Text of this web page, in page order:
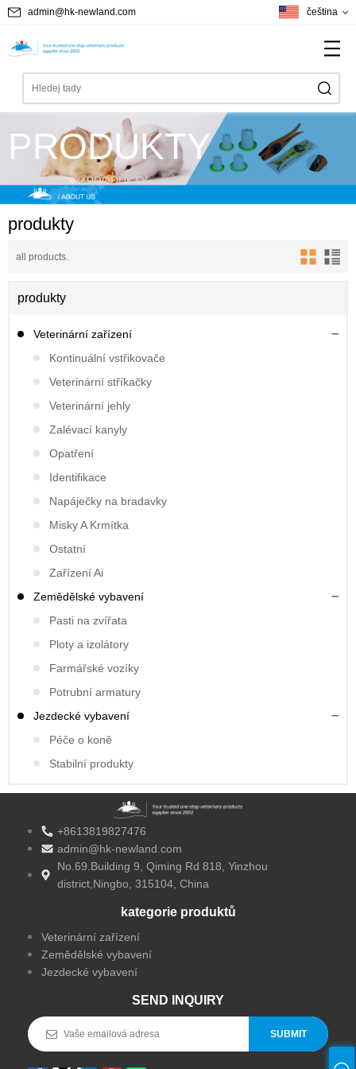
admin@hk-newland.com čeština
PRODUKTY
Home PRODUKTY
produkty
all products.
produkty
Veterinární zařízení
Kontinuální vstřikovače
Veterinární stříkačky
Veterinární jehly
Zalévací kanyly
Opatření
Identifikace
Napáječky na bradavky
Misky A Krmítka
Ostatní
Zařízení Ai
Zemědělské vybavení
Pasti na zvířata
Ploty a izolátory
Farmářské vozíky
Potrubní armatury
Jezdecké vybavení
Péče o koně
Stabilní produkty
+8613819827476
admin@hk-newland.com
No.69.Building 9, Qiming Rd 818, Yinzhou
district,Ningbo, 315104, China
kategorie produktů
Veterinární zařízení
Zemědělské vybavení
Jezdecké vybavení
SEND INQUIRY
SUBMIT